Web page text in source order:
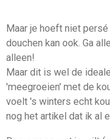
Maar je hoeft niet
douchen kan ook. Ga
alleen!
Maar dit is wel de
'meegroeien' met de
voelt 's winters echt
nog het artikel dat ik al